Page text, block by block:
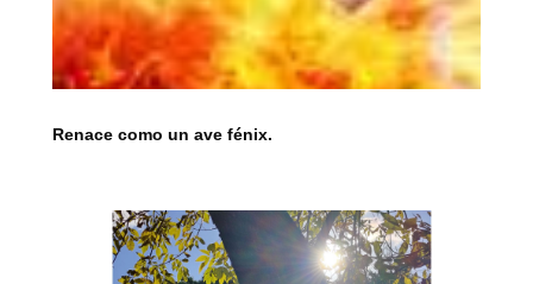
Renace como un ave fénix.